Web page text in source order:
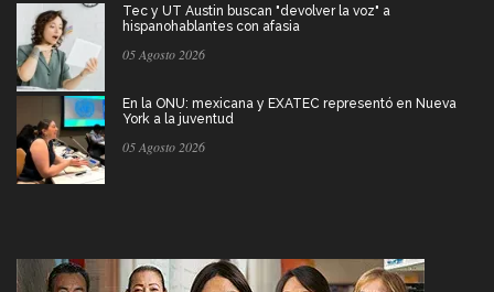
Tec y UT Austin buscan "devolver la voz" a
hispanohablantes con afasia
05 Agosto 2026
En la ONU: mexicana y EXATEC representó en Nueva
York a la juventud
05 Agosto 2026